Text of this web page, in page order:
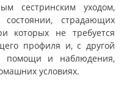
сестринским уходом,
страдающих
которых не требуется
профиля и, с другой
помощи и наблюдения,
условиях.